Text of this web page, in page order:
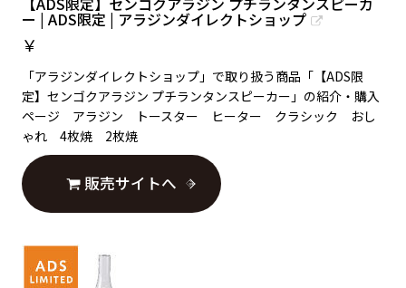
ー | ADS限定 | アラジンダイレクトショップ
￥
「アラジンダイレクトショップ」で取り扱う商品「【ADS限
定】センゴクアラジン プチランタンスピーカー」の紹介・購入
ページ アラジン トースター ヒーター クラシック おし
ゃれ 4枚焼 2枚焼
販売サイトへ